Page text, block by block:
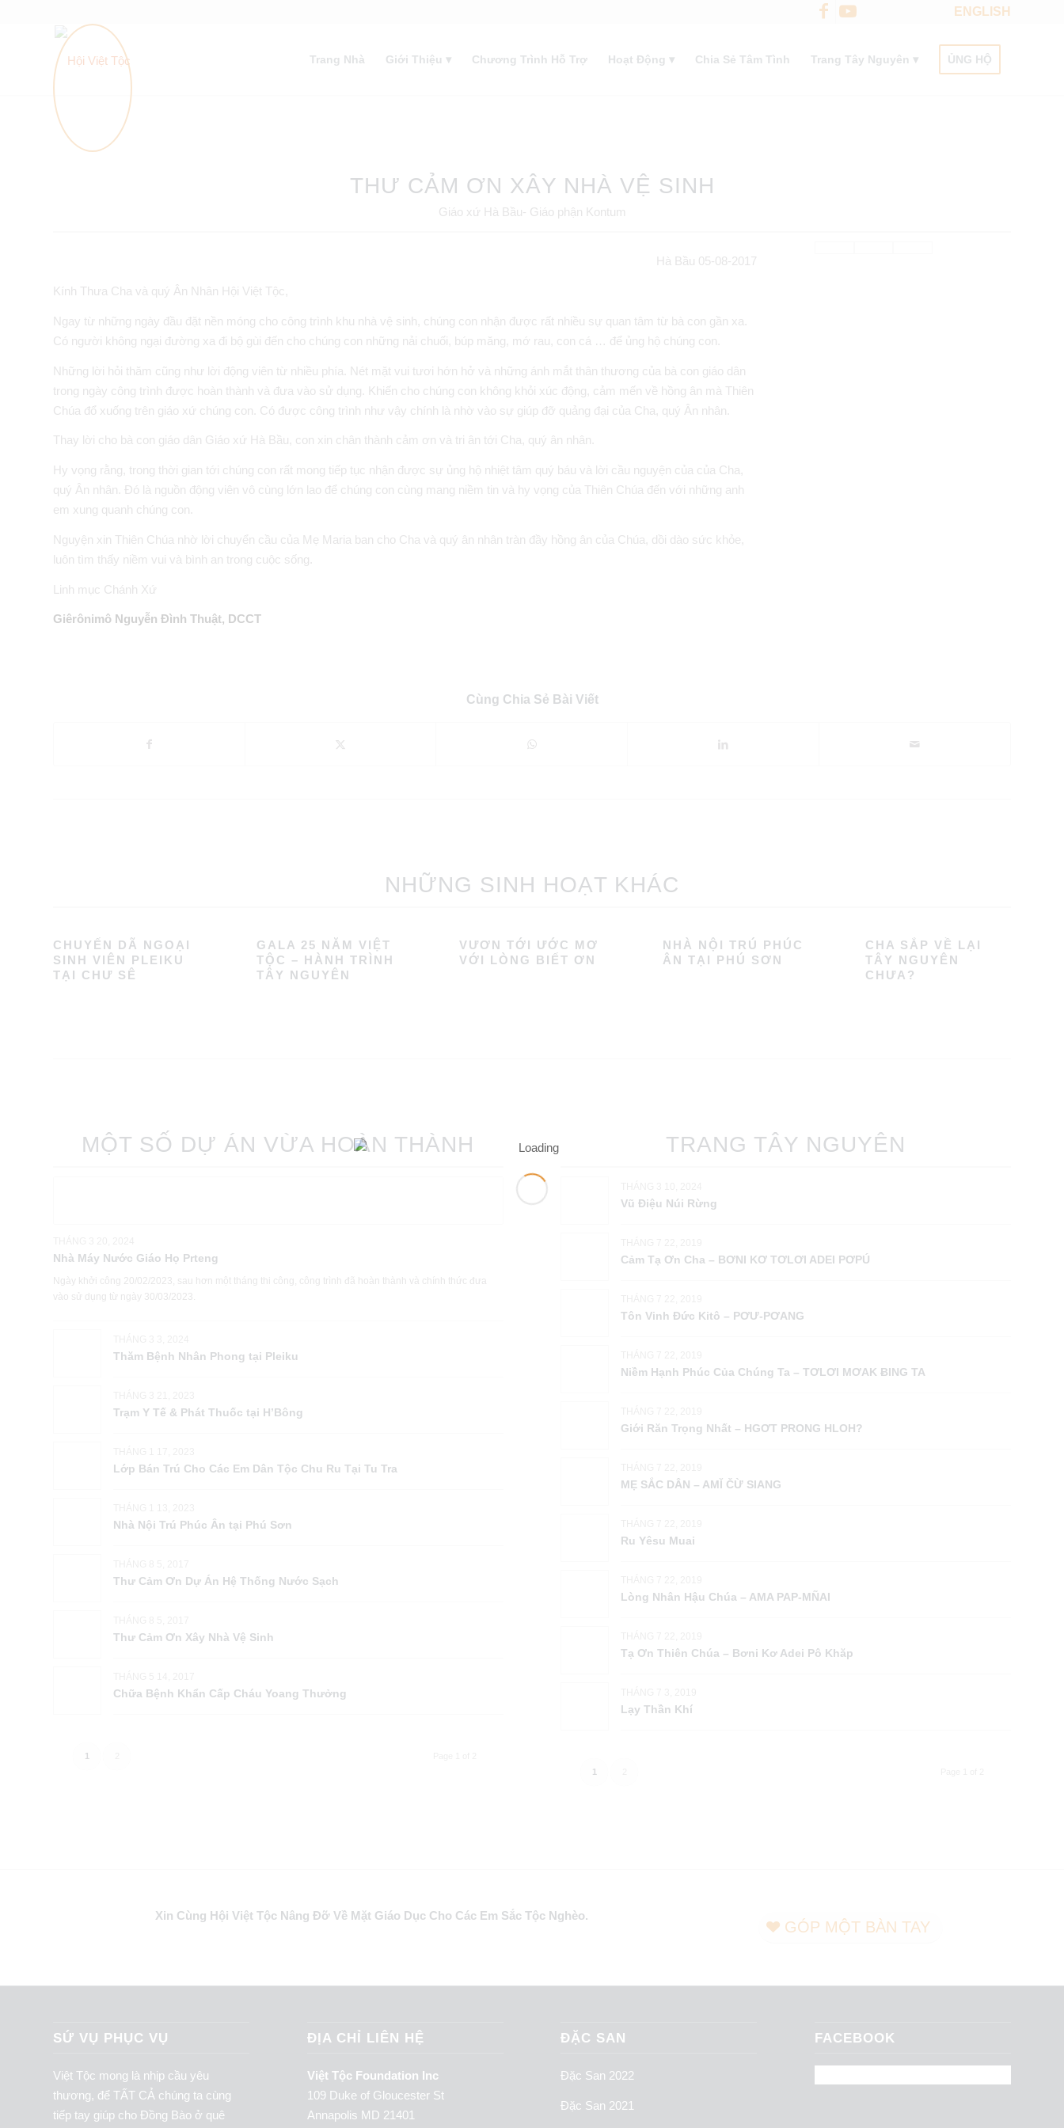
ENGLISH
Trang Nhà Giới Thiệu Chương Trình Hỗ Trợ Hoạt Động Chia Sẻ Tâm Tình Trang Tây Nguyên ỦNG HỘ
THƯ CẢM ƠN XÂY NHÀ VỆ SINH
Giáo xứ Hà Bầu- Giáo phận Kontum
Hà Bầu 05-08-2017
Kính Thưa Cha và quý Ân Nhân Hội Việt Tộc,
Ngay từ những ngày đầu đặt nền móng cho công trình khu nhà vệ sinh, chúng con nhận được rất nhiều sự quan tâm từ bà con gần xa.
Có người không ngại đường xa đi bộ gùi đến cho chúng con những nải chuối, búp măng, mớ rau, con cá … để ủng hộ chúng con.
Những lời hỏi thăm cũng như lời động viên từ nhiều phía. Nét mặt vui tươi hớn hở và những ánh mắt thân thương của bà con giáo dân
trong ngày công trình được hoàn thành và đưa vào sử dụng. Khiến cho chúng con không khỏi xúc động, cảm mến về hồng ân mà Thiên
Chúa đổ xuống trên giáo xứ chúng con. Có được công trình như vậy chính là nhờ vào sự giúp đỡ quảng đại của Cha, quý Ân nhân.
Thay lời cho bà con giáo dân Giáo xứ Hà Bầu, con xin chân thành cảm ơn và tri ân tới Cha, quý ân nhân.
Hy vọng rằng, trong thời gian tới chúng con rất mong tiếp tục nhận được sự ủng hộ nhiệt tâm quý báu và lời cầu nguyện của của Cha,
quý Ân nhân. Đó là nguồn động viên vô cùng lớn lao để chúng con cùng mang niềm tin và hy vọng của Thiên Chúa đến với những anh
em xung quanh chúng con.
Nguyện xin Thiên Chúa nhờ lời chuyển cầu của Mẹ Maria ban cho Cha và quý ân nhân tràn đầy hồng ân của Chúa, dồi dào sức khỏe,
luôn tìm thấy niềm vui và bình an trong cuộc sống.
Linh mục Chánh Xứ
Giêrônimô Nguyễn Đình Thuật, DCCT
Cùng Chia Sẻ Bài Viết
NHỮNG SINH HOẠT KHÁC
CHUYẾN DÃ NGOẠI
SINH VIÊN PLEIKU
TẠI CHƯ SÊ
GALA 25 NĂM VIỆT
TỘC – HÀNH TRÌNH
TÂY NGUYÊN
VƯƠN TỚI ƯỚC MƠ
VỚI LÒNG BIẾT ƠN
NHÀ NỘI TRÚ PHÚC
ÂN TẠI PHÚ SƠN
CHA SẮP VỀ LẠI
TÂY NGUYÊN
CHƯA?
MỘT SỐ DỰ ÁN VỪA HOÀN THÀNH
Nhà Máy Nước Giáo Họ Prteng
Ngày khởi công 20/02/2023, sau hơn một tháng thi công, công trình đã hoàn thành và chính thức đưa
vào sử dụng từ ngày 30/03/2023.
Thăm Bệnh Nhân Phong tại Pleiku
Trạm Y Tế & Phát Thuốc tại H’Bông
Lớp Bán Trú Cho Các Em Dân Tộc Chu Ru Tại Tu Tra
Nhà Nội Trú Phúc Ân tại Phú Sơn
Thư Cảm Ơn Dự Án Hệ Thống Nước Sạch
Thư Cảm Ơn Xây Nhà Vệ Sinh
Chữa Bệnh Khẩn Cấp Cháu Yoang Thưởng
1
TRANG TÂY NGUYÊN
Vũ Điệu Núi Rừng
Cảm Tạ Ơn Cha – BƠNI KƠ TƠLƠI ADEI PƠPÚ
Tôn Vinh Đức Kitô – PƠƯ-PƠANG
Niềm Hạnh Phúc Của Chúng Ta – TƠLƠI MƠAK ɃING TA
Giới Răn Trọng Nhất – HGƠT PRONG HLOH?
MẸ SẮC DÂN – AMĬ ČỪ SIANG
Ru Yêsu Muai
Lòng Nhân Hậu Chúa – AMA PAP-MÑAI
Tạ Ơn Thiên Chúa – Bơni Kơ Adei Pô Khăp
Lạy Thần Khí
1
Xin Cùng Hội Việt Tộc Nâng Đỡ Về Mặt Giáo Dục Cho Các Em Sắc Tộc Nghèo.
GÓP MỘT BÀN TAY
SỨ VỤ PHỤC VỤ
Việt Tộc mong là nhịp cầu yêu
thương, để TẤT CẢ chúng ta cùng
tiếp tay giúp cho Đồng Bào ở quê
ĐỊA CHỈ LIÊN HỆ
Việt Tộc Foundation Inc
109 Duke of Gloucester St
Annapolis MD 21401
ĐẶC SAN
Đặc San 2022
Đặc San 2021
FACEBOOK